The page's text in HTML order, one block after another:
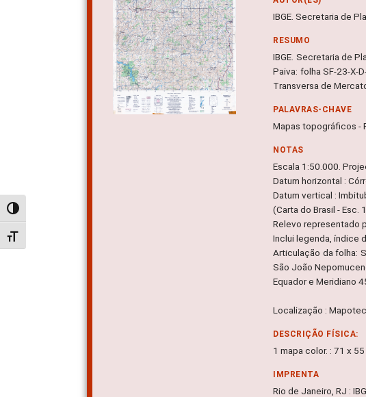
Alternar alto contraste
Alternar tamanho da fonte
IBGE. Secretaria de
RESUMO
IBGE. Secretaria de
Paiva: folha SF-23-X-
Transversa de
PALAVRAS-CHAVE
Mapas topográficos -
NOTAS
Escala 1:50.000.
Datum horizontal :
Datum vertical :
(Carta do Brasil - Esc.
Relevo representado
Inclui legenda, índice
Articulação da folha:
São João
Equador e Meridiano
Localização :
DESCRIÇÃO FÍSICA:
1 mapa color. : 71 x 55
IMPRENTA
Rio de Janeiro, RJ :